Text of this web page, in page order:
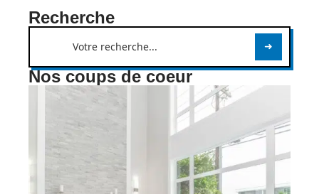
Recherche
Nos coups de coeur